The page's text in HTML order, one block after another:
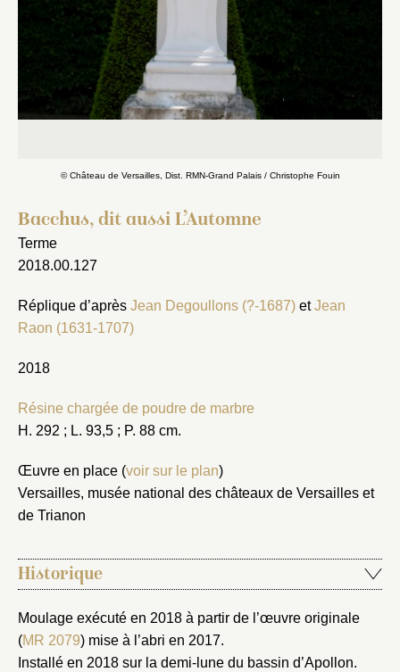
© Château de Versailles, Dist. RMN-Grand Palais / Christophe Fouin
Bacchus, dit aussi L’Automne
Terme
2018.00.127
Réplique d’après Jean Degoullons (?-1687) etJean
Raon (1631-1707)
2018
Résine chargée de poudre de marbre
H. 292 ; L. 93,5 ; P. 88 cm.
Œuvre en place (voir sur le plan)
Versailles, musée national des châteaux de Versailles et
de Trianon
Historique
Moulage exécuté en 2018 à partir de l’œuvre originale
(MR 2079) mise à l’abri en 2017.
Installé en 2018 sur la demi-lune du bassin d’Apollon.
Fermer
Choix du dossier où ajouter la
notice
Valider
Nouveau dossier
Connexion
Envoyer
Vous n'êtes pas encore inscrit ?Créer un compte
Vous avez oublié votre mot de passe ?